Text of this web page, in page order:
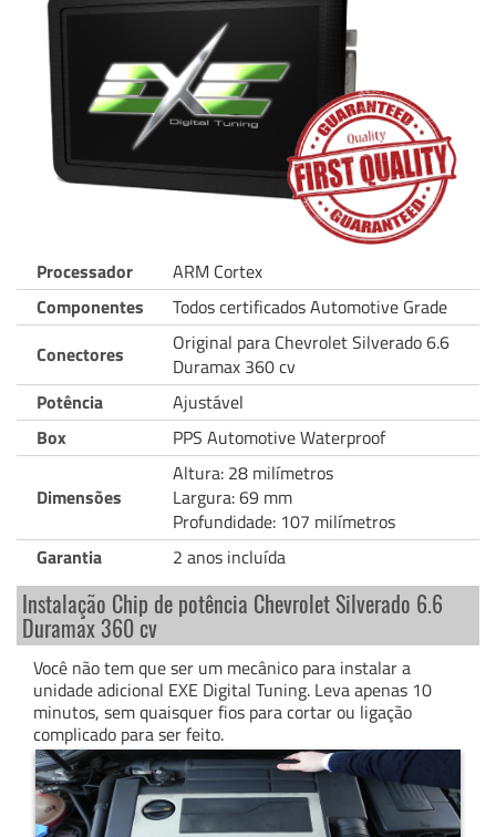
Processador
ARM Cortex
Componentes
Todos certificados Automotive Grade
Conectores
Original para Chevrolet Silverado 6.6
Duramax 360 cv
Potência
Ajustável
Box
PPS Automotive Waterproof
Dimensões
Altura: 28 milímetros
Largura: 69 mm
Profundidade: 107 milímetros
Garantia
2 anos incluída
Instalação Chip de potência Chevrolet Silverado 6.6
Duramax 360 cv
Você não tem que ser um mecânico para instalar a
unidade adicional EXE Digital Tuning. Leva apenas 10
minutos, sem quaisquer fios para cortar ou ligação
complicado para ser feito.